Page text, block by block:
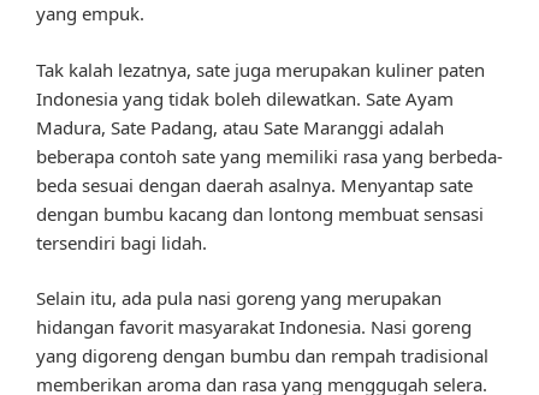
yang empuk.
Tak kalah lezatnya, sate juga merupakan kuliner paten
Indonesia yang tidak boleh dilewatkan. Sate Ayam
Madura, Sate Padang, atau Sate Maranggi adalah
beberapa contoh sate yang memiliki rasa yang berbeda-
beda sesuai dengan daerah asalnya. Menyantap sate
dengan bumbu kacang dan lontong membuat sensasi
tersendiri bagi lidah.
Selain itu, ada pula nasi goreng yang merupakan
hidangan favorit masyarakat Indonesia. Nasi goreng
yang digoreng dengan bumbu dan rempah tradisional
memberikan aroma dan rasa yang menggugah selera.